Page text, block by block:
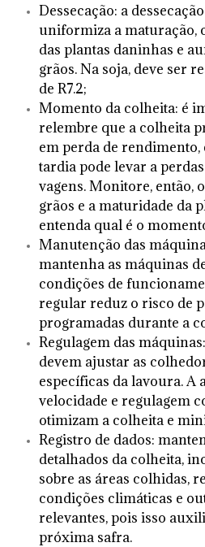
Dessecação: a
uniformiza a maturação,
das plantas daninhas e
grãos. Na soja, deve ser
de R7.2;
Momento da colheita: é
relembre que a colheita
em perda de
tardia pode levar a
vagens. Monitore, então,
grãos e a maturidade da
entenda qual é o
Manutenção das
mantenha as máquinas
condições de
regular reduz o risco de
programadas durante a
Regulagem das
devem ajustar as
específicas da lavoura. A
velocidade e regulagem
otimizam a colheita e
Registro de dados:
detalhados da colheita,
sobre as áreas colhidas,
condições climáticas e
relevantes, pois isso
próxima safra.